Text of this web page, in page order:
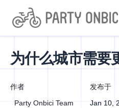
为什么城市需要
作者
Party Onbici Team
发布于
Jan 10,